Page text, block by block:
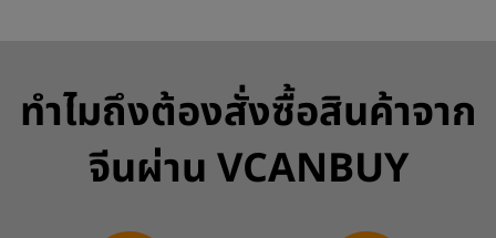
ทำไมถึงต้องสั่งซื้อสินค้าจาก
จีนผ่าน VCANBUY